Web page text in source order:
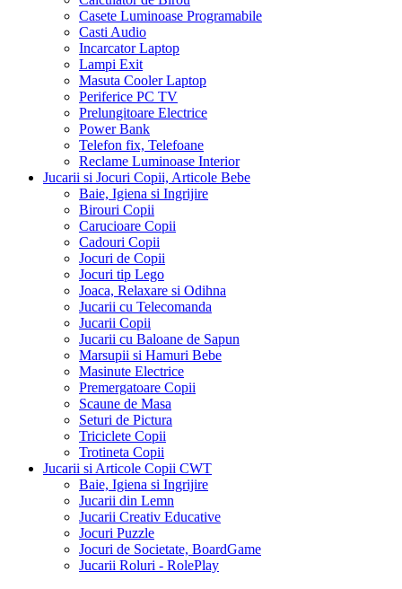
Casete Luminoase Programabile
Casti Audio
Incarcator Laptop
Lampi Exit
Masuta Cooler Laptop
Periferice PC TV
Prelungitoare Electrice
Power Bank
Telefon fix, Telefoane
Reclame Luminoase Interior
Jucarii si Jocuri Copii, Articole Bebe
Baie, Igiena si Ingrijire
Birouri Copii
Carucioare Copii
Cadouri Copii
Jocuri de Copii
Jocuri tip Lego
Joaca, Relaxare si Odihna
Jucarii cu Telecomanda
Jucarii Copii
Jucarii cu Baloane de Sapun
Marsupii si Hamuri Bebe
Masinute Electrice
Premergatoare Copii
Scaune de Masa
Seturi de Pictura
Triciclete Copii
Trotineta Copii
Jucarii si Articole Copii CWT
Baie, Igiena si Ingrijire
Jucarii din Lemn
Jucarii Creativ Educative
Jocuri Puzzle
Jocuri de Societate, BoardGame
Jucarii Roluri - RolePlay